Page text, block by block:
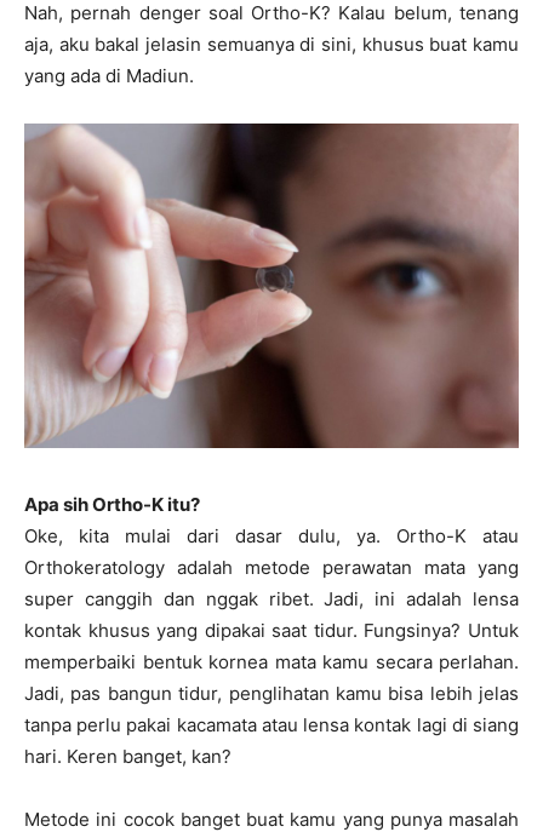
Nah, pernah denger soal Ortho-K? Kalau belum, tenang
aja, aku bakal jelasin semuanya di sini, khusus buat kamu
yang ada di Madiun.
Apa sih Ortho-K itu?
Oke, kita mulai dari dasar dulu, ya. Ortho-K atau
Orthokeratology adalah metode perawatan mata yang
super canggih dan nggak ribet. Jadi, ini adalah lensa
kontak khusus yang dipakai saat tidur. Fungsinya? Untuk
memperbaiki bentuk kornea mata kamu secara perlahan.
Jadi, pas bangun tidur, penglihatan kamu bisa lebih jelas
tanpa perlu pakai kacamata atau lensa kontak lagi di siang
hari. Keren banget, kan?
Metode ini cocok banget buat kamu yang punya masalah